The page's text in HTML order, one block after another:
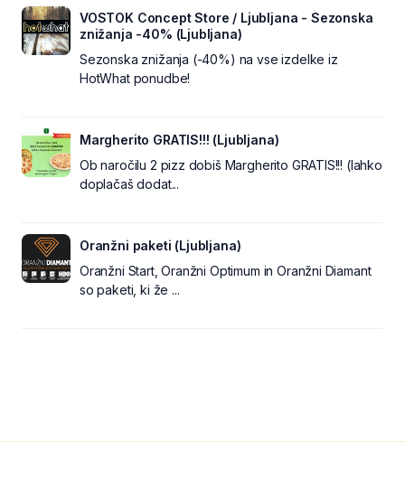
VOSTOK Concept Store / Ljubljana - Sezonska
znižanja -40% (Ljubljana)
Sezonska znižanja (-40%) na vse izdelke iz
HotWhat ponudbe!
Margherito GRATIS!!! (Ljubljana)
Ob naročilu 2 pizz dobiš Margherito GRATIS!!! (lahko
doplačaš dodat...
Oranžni paketi (Ljubljana)
Oranžni Start, Oranžni Optimum in Oranžni Diamant
so paketi, ki že ...